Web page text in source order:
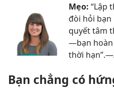
Mẹo: “Lập
đòi hỏi bạn
quyết tâm
—bạn hoàn
thời
Bạn chẳng có